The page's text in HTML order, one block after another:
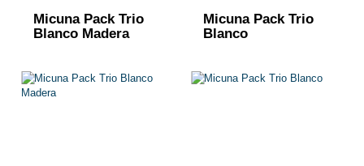
Micuna Pack Trio
Blanco Madera
Micuna Pack Trio
Blanco